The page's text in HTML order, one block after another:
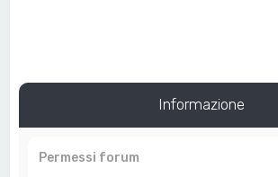
Informazione
Permessi forum